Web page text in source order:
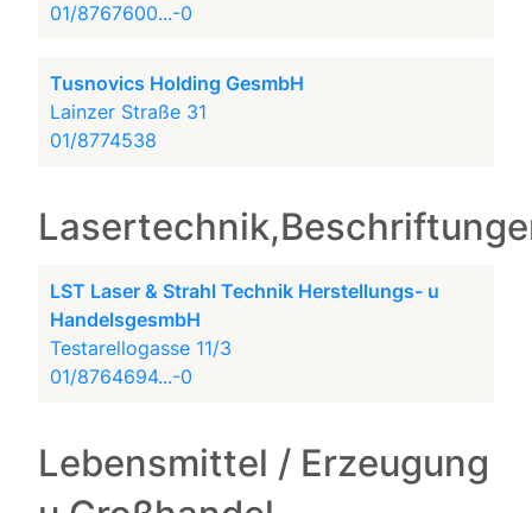
01/8767600...-0
Tusnovics Holding GesmbH
Lainzer Straße 31
01/8774538
LST Laser & Strahl Technik Herstellungs- u
HandelsgesmbH
Testarellogasse 11/3
01/8764694...-0
Lebensmittel / Erzeugung